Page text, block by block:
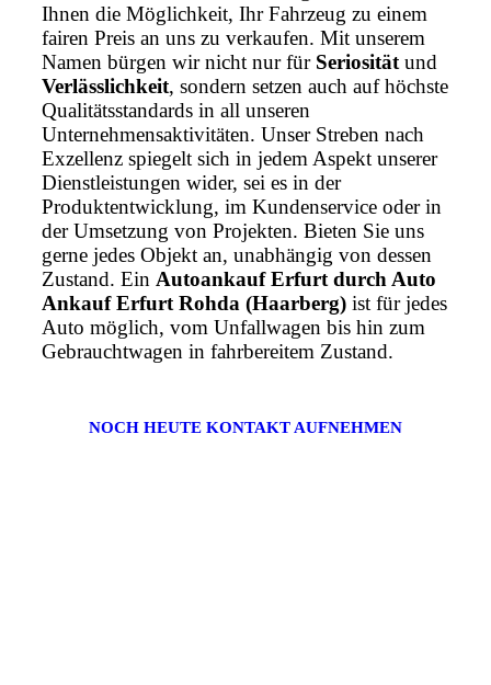
Ihnen die Möglichkeit, Ihr Fahrzeug zu einem
fairen Preis an uns zu verkaufen. Mit unserem
Namen bürgen wir nicht nur für Seriosität und
Verlässlichkeit, sondern setzen auch auf höchste
Qualitätsstandards in all unseren
Unternehmensaktivitäten. Unser Streben nach
Exzellenz spiegelt sich in jedem Aspekt unserer
Dienstleistungen wider, sei es in der
Produktentwicklung, im Kundenservice oder in
der Umsetzung von Projekten. Bieten Sie uns
gerne jedes Objekt an, unabhängig von dessen
Zustand. Ein Autoankauf Erfurt durch Auto
Ankauf Erfurt Rohda (Haarberg) ist für jedes
Auto möglich, vom Unfallwagen bis hin zum
Gebrauchtwagen in fahrbereitem Zustand.
NOCH HEUTE KONTAKT AUFNEHMEN